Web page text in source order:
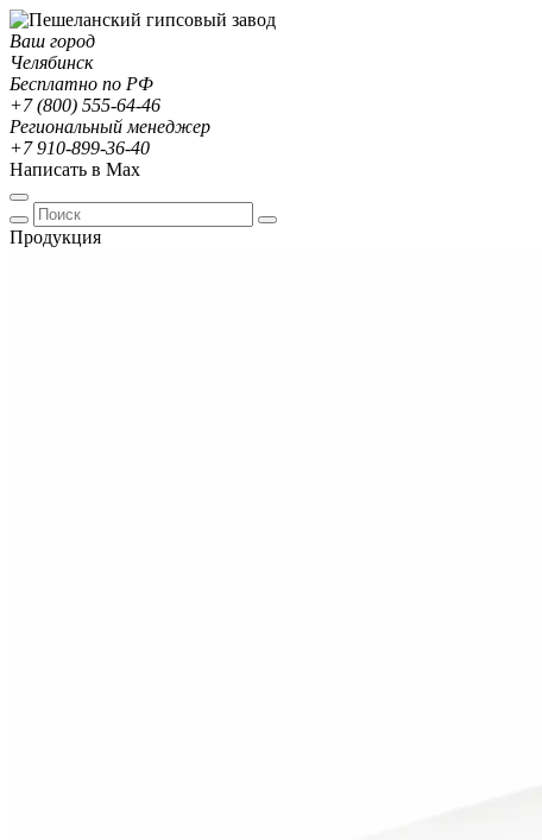
Ваш город
Челябинск
Бесплатно по РФ
+7 (800) 555-64-46
Региональный менеджер
+7 910-899-36-40
Написать в Max
Продукция